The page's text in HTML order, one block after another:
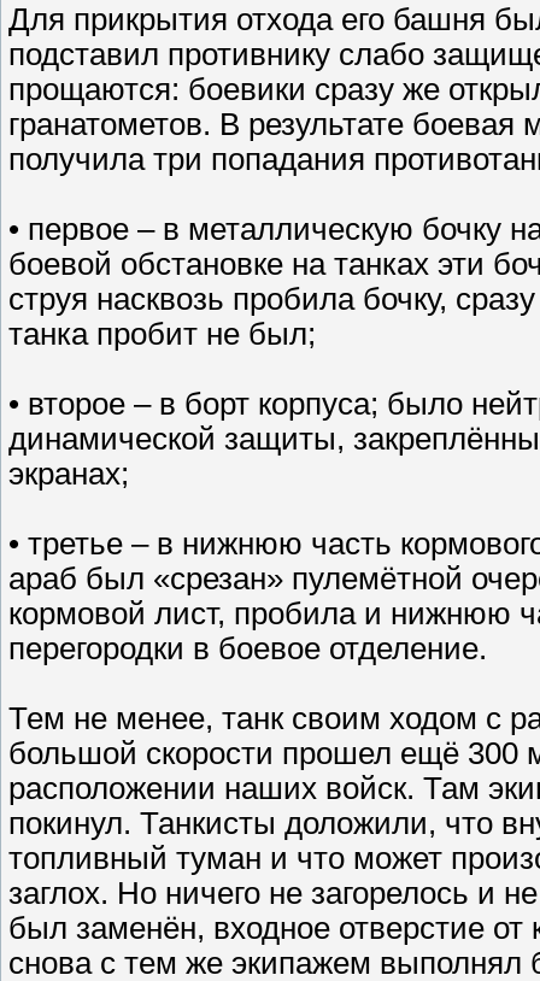
Для прикрытия отхода его башня
подставил противнику слабо
прощаются: боевики сразу же
гранатометов. В результате
получила три попадания
• первое – в металлическую бочку
боевой обстановке на танках эти
струя насквозь пробила бочку,
танка пробит не был;
• второе – в борт корпуса; было
динамической защиты,
экранах;
• третье – в нижнюю часть
араб был «срезан» пулемётной
кормовой лист, пробила и нижнюю
перегородки в боевое отделение.
Тем не менее, танк своим ходом с
большой скорости прошел ещё 300
расположении наших войск. Там
покинул. Танкисты доложили, что
топливный туман и что может
заглох. Но ничего не загорелось и
был заменён, входное отверстие от
снова с тем же экипажем